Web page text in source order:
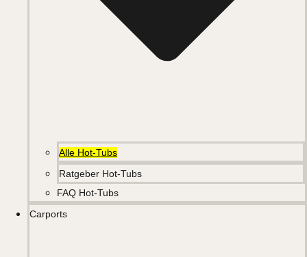
Alle Hot-Tubs
Ratgeber Hot-Tubs
FAQ Hot-Tubs
Carports